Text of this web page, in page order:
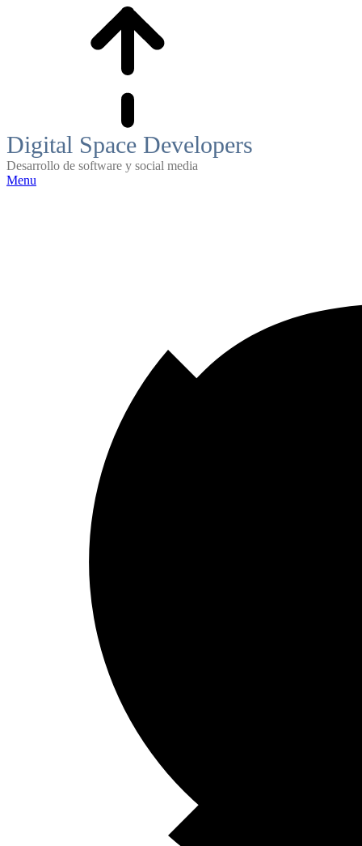
Digital Space Developers
Desarrollo de software y social media
Menu